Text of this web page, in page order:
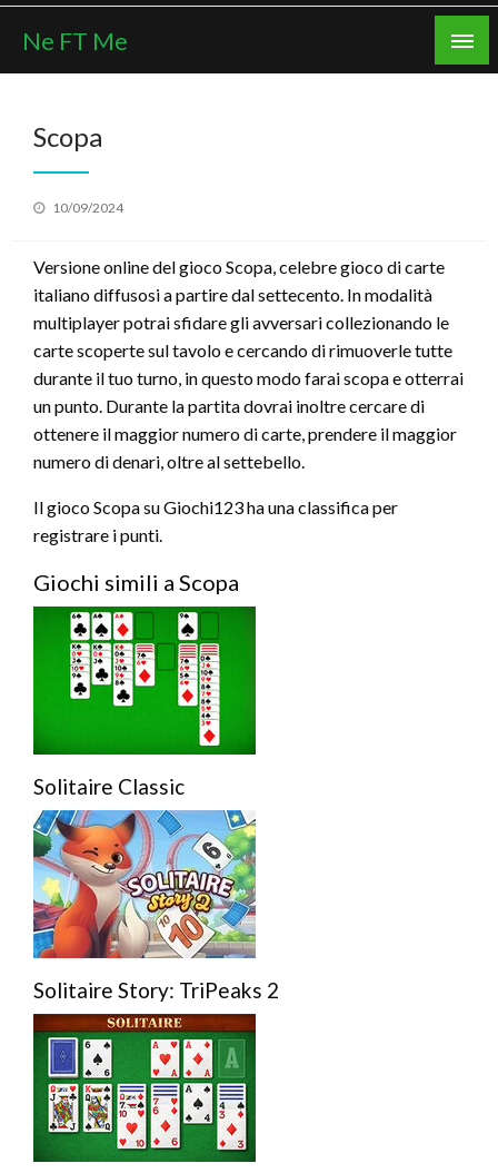
Skip
content
Ne FT Me
Scopa
Posted
10/09/2024
Versione online del gioco Scopa, celebre gioco di carte
italiano diffusosi a partire dal settecento. In modalità
multiplayer potrai sfidare gli avversari collezionando le
carte scoperte sul tavolo e cercando di rimuoverle tutte
durante il tuo turno, in questo modo farai scopa e otterrai
un punto. Durante la partita dovrai inoltre cercare di
ottenere il maggior numero di carte, prendere il maggior
numero di denari, oltre al settebello.
Il gioco Scopa su Giochi123 ha una classifica per
registrare i punti.
Giochi simili a Scopa
Solitaire Classic
Solitaire Story: TriPeaks 2